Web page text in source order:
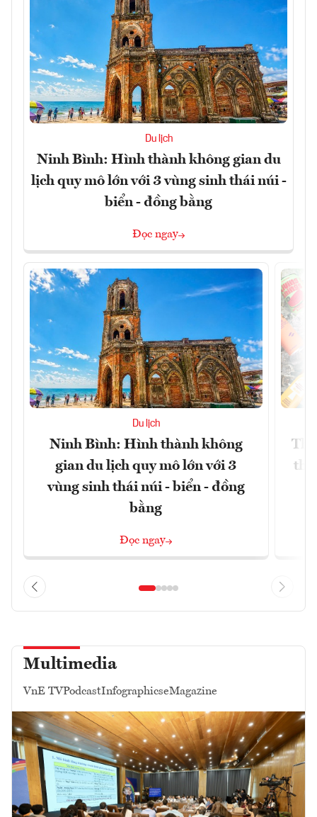
Du lịch
Ninh Bình: Hình thành không gian du
lịch quy mô lớn với 3 vùng sinh thái núi -
biển - đồng bằng
Đọc ngay
Du lịch
Ninh Bình: Hình thành không
gian du lịch quy mô lớn với 3
vùng sinh thái núi - biển - đồng
bằng
Đọc ngay
Multimedia
VnE TVPodcastInfographicseMagazine